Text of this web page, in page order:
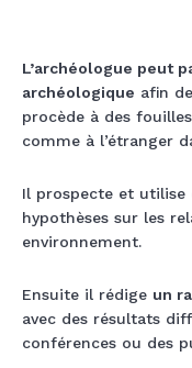
L’archéologue peut
archéologique afin
procède à des
comme à l’étranger
Il prospecte et utilise
hypothèses sur les
environnement.
Ensuite il rédige un
avec des résultats
conférences ou des